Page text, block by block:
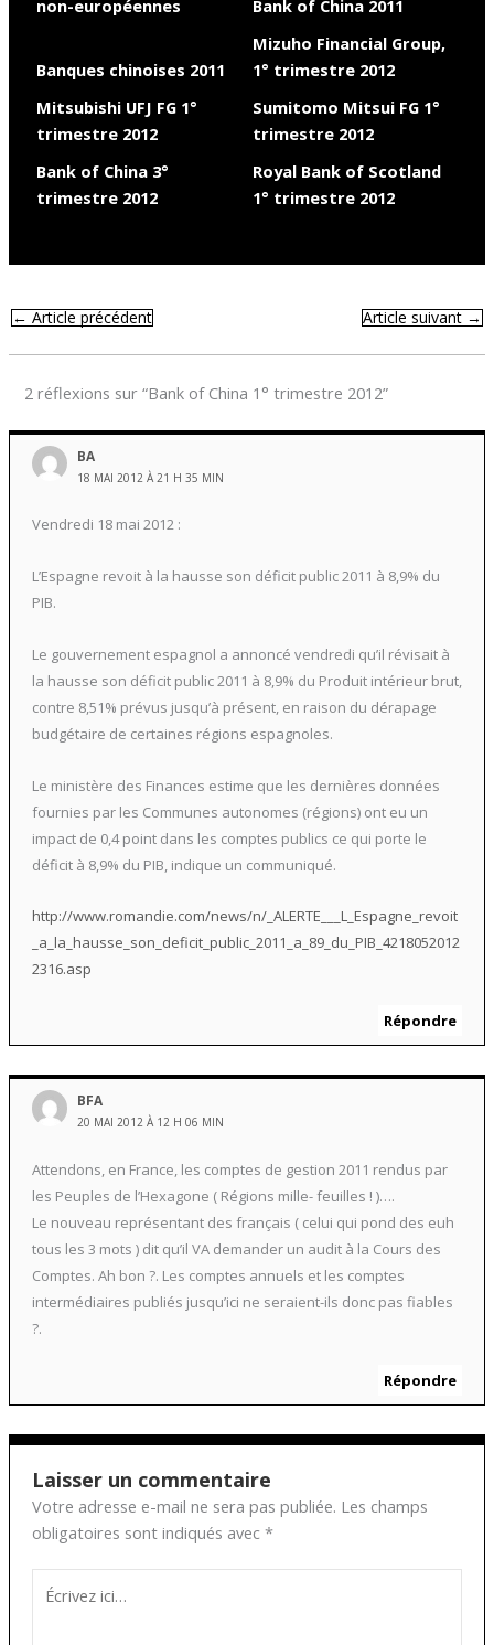
non-européennes Bank of China 2011
Banques chinoises 2011
Mizuho Financial Group,
1° trimestre 2012
Mitsubishi UFJ FG 1°
trimestre 2012
Sumitomo Mitsui FG 1°
trimestre 2012
Bank of China 3°
trimestre 2012
Royal Bank of Scotland
1° trimestre 2012
←Article précédent Article suivant→
2 réflexions sur “Bank of China 1° trimestre 2012”
BA
18 MAI 2012 À 21 H 35 MIN
Vendredi 18 mai 2012 :
L’Espagne revoit à la hausse son déficit public 2011 à 8,9% du
PIB.
Le gouvernement espagnol a annoncé vendredi qu’il révisait à
la hausse son déficit public 2011 à 8,9% du Produit intérieur brut,
contre 8,51% prévus jusqu’à présent, en raison du dérapage
budgétaire de certaines régions espagnoles.
Le ministère des Finances estime que les dernières données
fournies par les Communes autonomes (régions) ont eu un
impact de 0,4 point dans les comptes publics ce qui porte le
déficit à 8,9% du PIB, indique un communiqué.
http://www.romandie.com/news/n/_ALERTE___L_Espagne_revoit
_a_la_hausse_son_deficit_public_2011_a_89_du_PIB_4218052012
2316.asp
Répondre
BFA
20 MAI 2012 À 12 H 06 MIN
Attendons, en France, les comptes de gestion 2011 rendus par
les Peuples de l’Hexagone ( Régions mille- feuilles ! )….
Le nouveau représentant des français ( celui qui pond des euh
tous les 3 mots ) dit qu’il VA demander un audit à la Cours des
Comptes. Ah bon ?. Les comptes annuels et les comptes
intermédiaires publiés jusqu’ici ne seraient-ils donc pas fiables
?.
Répondre
Laisser un commentaire
Votre adresse e-mail ne sera pas publiée. Les champs
obligatoires sont indiqués avec *
Écrivez
ici…